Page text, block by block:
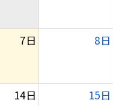
7日 8日
14日 15日